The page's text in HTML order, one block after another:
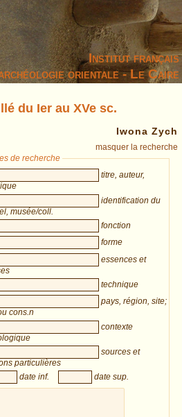
Institut français
orientale - Le Caire
du Ier au XVe sc.
Iwona Zych
masquer la recherche
de recherche
titre, auteur,
identification du
musée/coll.
fonction
forme
essences et
technique
pays, région, site;
cons.n
contexte
sources et
particulières
date inf.
date sup.